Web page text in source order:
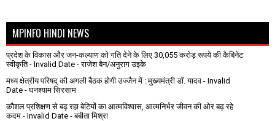
MPINFO HINDI NEWS
प्रदेश के विकास और जन-कल्याण को गति देने के लिए 30,055 करोड़ रूपये की कैबिनेट
स्वीकृति- Invalid Date - राजेश बैन/अनुराग उइके
मध्य क्षेत्रीय परिषद् की अगली बैठक होगी उज्जैन में : मुख्यमंत्री डॉ. यादव- Invalid
Date - घनश्याम सिरसाम
कौशल प्रशिक्षण से बढ़ रहा बेटियों का आत्मविश्वास, आत्मनिर्भर जीवन की ओर बढ़ रहे
कदम - Invalid Date - बबीता मिश्रा